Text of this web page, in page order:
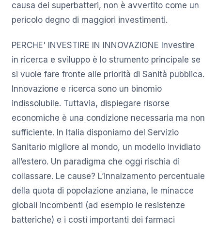
causa dei superbatteri, non è avvertito come un
pericolo degno di maggiori investimenti.
PERCHE' INVESTIRE IN INNOVAZIONE Investire
in ricerca e sviluppo è lo strumento principale se
si vuole fare fronte alle priorità di Sanità pubblica.
Innovazione e ricerca sono un binomio
indissolubile. Tuttavia, dispiegare risorse
economiche è una condizione necessaria ma non
sufficiente. In Italia disponiamo del Servizio
Sanitario migliore al mondo, un modello invidiato
all’estero. Un paradigma che oggi rischia di
collassare. Le cause? L’innalzamento percentuale
della quota di popolazione anziana, le minacce
globali incombenti (ad esempio le resistenze
batteriche) e i costi importanti dei farmaci